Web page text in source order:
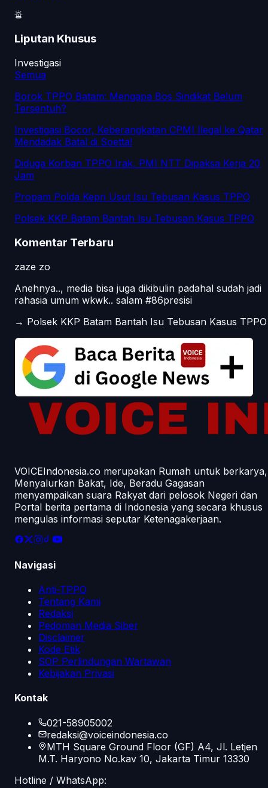
Liputan Khusus
Investigasi
Semua
Borok TPPO Batam: Mengapa Bos Sindikat Belum
Tersentuh?
Investigasi Bocor, Keberangkatan CPMI Ilegal ke Qatar
Mendadak Batal di Soetta!
Diduga Korban TPPO Irak, PMI NTT Dipaksa Kerja 20
Jam
Propam Polda Kepri Usut Isu Tebusan Kasus TPPO
Polsek KKP Batam Bantah Isu Tebusan Kasus TPPO
Komentar Terbaru
zaze zo
Anehnya.., media bisa juga dikibulin padahal sudah jadi
rahasia umum wkwk.. salam #86presisi
→ Polsek KKP Batam Bantah Isu Tebusan Kasus TPPO
VOICEIndonesia.co merupakan Rumah untuk berkarya,
Menyalurkan Bakat, Ide, Beradu Gagasan
menyampaikan suara Rakyat dari pelosok Negeri dan
Portal berita pertama di Indonesia yang secara khusus
mengulas informasi seputar Ketenagakerjaan.
Navigasi
Anti-TPPO
Tentang Kami
Redaksi
Pedoman Media Siber
Disclaimer
Kode Etik
SOP Perlindungan Wartawan
Kebijakan Privasi
Kontak
021-58905002
redaksi@voiceindonesia.co
MTH Square Ground Floor (GF) A4, Jl. Letjen
M.T. Haryono No.kav 10, Jakarta Timur 13330
Hotline / WhatsApp: